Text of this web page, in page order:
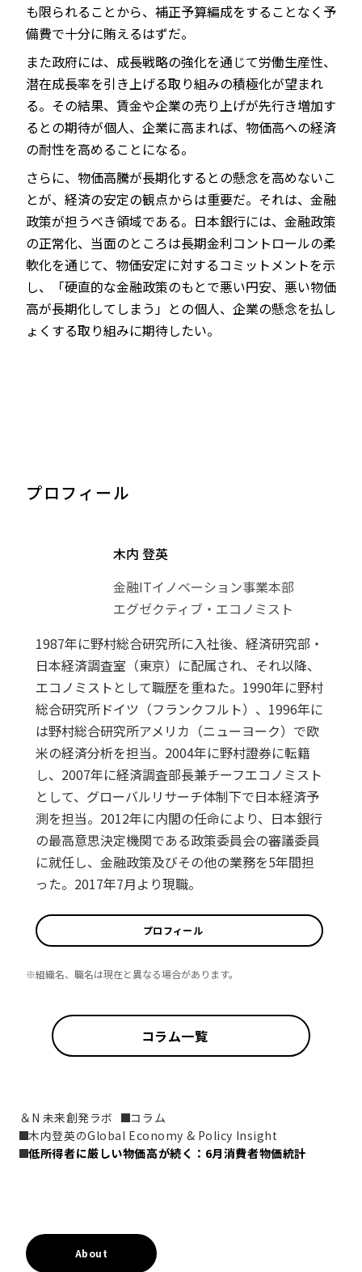
も限られることから、補正予算編成をすることなく予
備費で十分に賄えるはずだ。
また政府には、成長戦略の強化を通じて労働生産性、
潜在成長率を引き上げる取り組みの積極化が望まれ
る。その結果、賃金や企業の売り上げが先行き増加す
るとの期待が個人、企業に高まれば、物価高への経済
の耐性を高めることになる。
さらに、物価高騰が長期化するとの懸念を高めないこ
とが、経済の安定の観点からは重要だ。それは、金融
政策が担うべき領域である。日本銀行には、金融政策
の正常化、当面のところは長期金利コントロールの柔
軟化を通じて、物価安定に対するコミットメントを示
し、「硬直的な金融政策のもとで悪い円安、悪い物価
高が長期化してしまう」との個人、企業の懸念を払し
ょくする取り組みに期待したい。
プロフィール
木内 登英
金融ITイノベーション事業本部
エグゼクティブ・エコノミスト
1987年に野村総合研究所に入社後、経済研究部・
日本経済調査室（東京）に配属され、それ以降、
エコノミストとして職歴を重ねた。1990年に野村
総合研究所ドイツ（フランクフルト）、1996年に
は野村総合研究所アメリカ（ニューヨーク）で欧
米の経済分析を担当。2004年に野村證券に転籍
し、2007年に経済調査部長兼チーフエコノミスト
として、グローバルリサーチ体制下で日本経済予
測を担当。2012年に内閣の任命により、日本銀行
の最高意思決定機関である政策委員会の審議委員
に就任し、金融政策及びその他の業務を5年間担
った。2017年7月より現職。
プロフィール
※組織名、職名は現在と異なる場合があります。
コラム一覧
＆N 未来創発ラボ
コラム
木内登英のGlobal Economy & Policy Insight
低所得者に厳しい物価高が続く：6月消費者物価統計
About